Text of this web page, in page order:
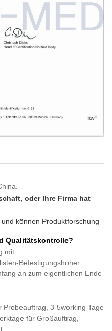
oder Ihre Firma hat
können Produktforschung
Qualitätskontrolle?
mit
Befestigungshoher
an zum eigentlichen Ende
3-5working Tage
für Großauftrag,